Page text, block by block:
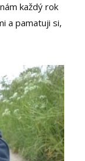
každý rok
a pamatuji si,